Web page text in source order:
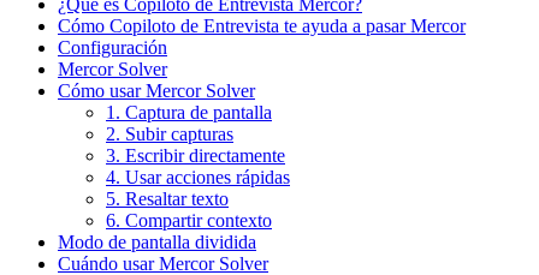
Cómo Copiloto de Entrevista te ayuda a pasar Mercor
Configuración
Mercor Solver
Cómo usar Mercor Solver
1. Captura de pantalla
2. Subir capturas
3. Escribir directamente
4. Usar acciones rápidas
5. Resaltar texto
6. Compartir contexto
Modo de pantalla dividida
Cuándo usar Mercor Solver